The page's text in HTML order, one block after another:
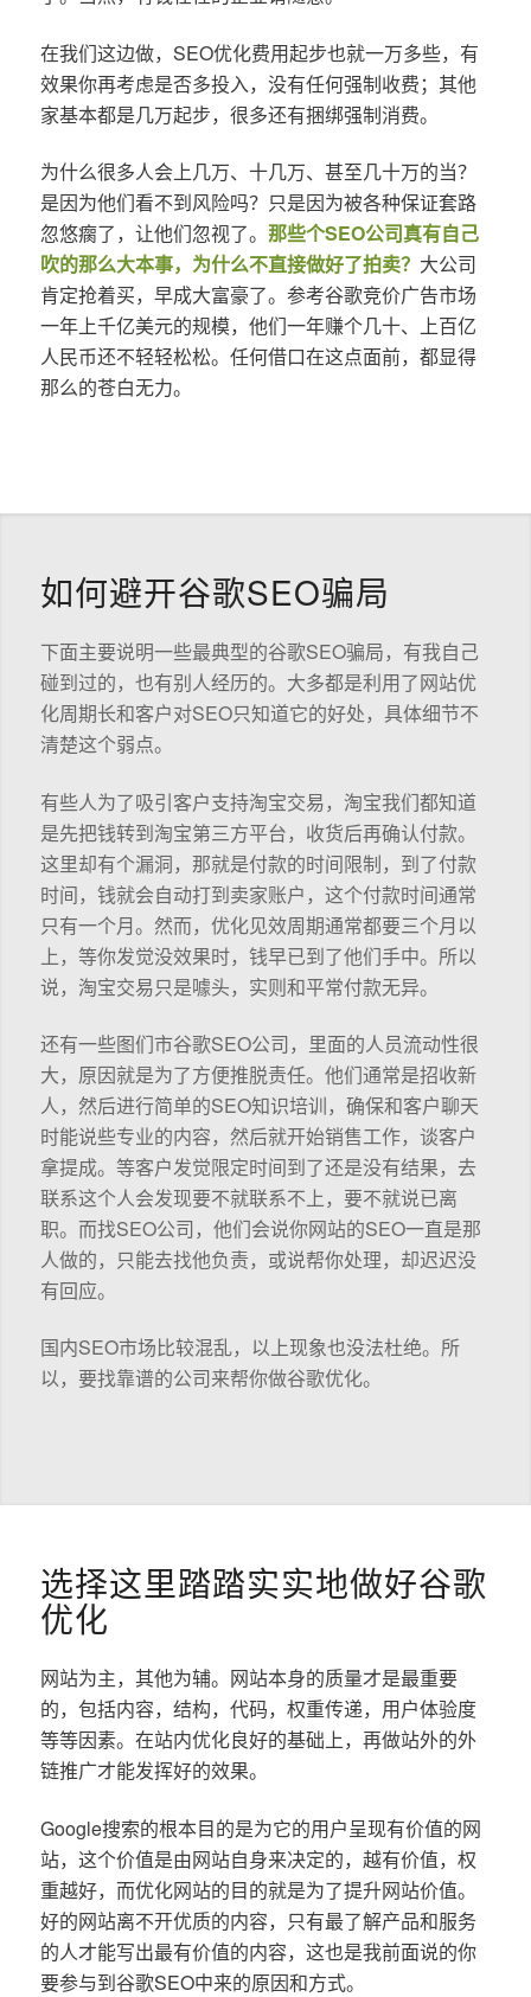
在我们这边做，SEO优化费用起步也就一万多些，有
效果你再考虑是否多投入，没有任何强制收费；其他
家基本都是几万起步，很多还有捆绑强制消费。
为什么很多人会上几万、十几万、甚至几十万的当？
是因为他们看不到风险吗？只是因为被各种保证套路
忽悠瘸了，让他们忽视了。 那些个SEO公司真有自己
吹的那么大本事，为什么不直接做好了拍卖？ 大公司
肯定抢着买，早成大富豪了。参考谷歌竞价广告市场
一年上千亿美元的规模，他们一年赚个几十、上百亿
人民币还不轻轻松松。任何借口在这点面前，都显得
那么的苍白无力。
如何避开谷歌SEO骗局
下面主要说明一些最典型的谷歌SEO骗局，有我自己
碰到过的，也有别人经历的。大多都是利用了网站优
化周期长和客户对SEO只知道它的好处，具体细节不
清楚这个弱点。
有些人为了吸引客户支持淘宝交易，淘宝我们都知道
是先把钱转到淘宝第三方平台，收货后再确认付款。
这里却有个漏洞，那就是付款的时间限制，到了付款
时间，钱就会自动打到卖家账户，这个付款时间通常
只有一个月。然而，优化见效周期通常都要三个月以
上，等你发觉没效果时，钱早已到了他们手中。所以
说，淘宝交易只是噱头，实则和平常付款无异。
还有一些图们市谷歌SEO公司，里面的人员流动性很
大，原因就是为了方便推脱责任。他们通常是招收新
人，然后进行简单的SEO知识培训，确保和客户聊天
时能说些专业的内容，然后就开始销售工作，谈客户
拿提成。等客户发觉限定时间到了还是没有结果，去
联系这个人会发现要不就联系不上，要不就说已离
职。而找SEO公司，他们会说你网站的SEO一直是那
人做的，只能去找他负责，或说帮你处理，却迟迟没
有回应。
国内SEO市场比较混乱，以上现象也没法杜绝。所
以，要找靠谱的公司来帮你做谷歌优化。
选择这里踏踏实实地做好谷歌
优化
网站为主，其他为辅。网站本身的质量才是最重要
的，包括内容，结构，代码，权重传递，用户体验度
等等因素。在站内优化良好的基础上，再做站外的外
链推广才能发挥好的效果。
Google搜索的根本目的是为它的用户呈现有价值的网
站，这个价值是由网站自身来决定的，越有价值，权
重越好，而优化网站的目的就是为了提升网站价值。
好的网站离不开优质的内容，只有最了解产品和服务
的人才能写出最有价值的内容，这也是我前面说的你
要参与到谷歌SEO中来的原因和方式。